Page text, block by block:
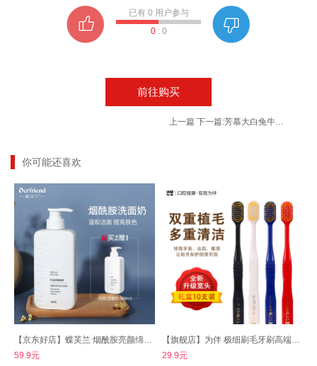
已有 0 用户参与
0: 0
前往购买
上一篇 下一篇: 芳慕大白兔牛奶糖味香水100ml
你可能还喜欢
【京东好店】蝶芙兰 烟酰胺亮颜绵泡洗面奶500ml
59.9元
【旗舰店】为伴 极细刷毛牙刷高端盒装 10支装
29.9元